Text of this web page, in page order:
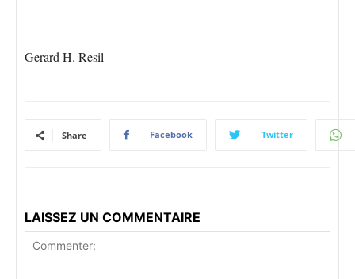
Gerard H. Resil
Share Facebook Twitter
LAISSEZ UN COMMENTAIRE